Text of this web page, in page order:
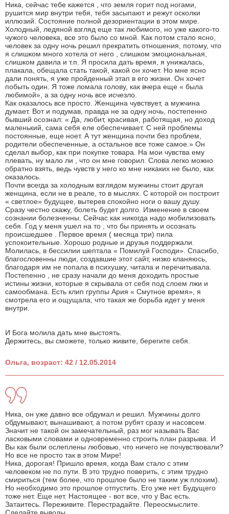
Ника, сейчас тебе кажется , что земля горит под ногами,
рушится мир внутри тебя, тебя засыпают и режут осколки
иллюзий. Состояние полной дезориентации в этом мире.
Холодный, ледяной взгляд еще так любимого, но уже какого-то
чужого человека, все это было со мной. Как потом стало ясно,
человек за одну ночь решил прекратить отношения, потому, что
я слишком много хотела от него , слишком эмоциональная,
слишком давила и т.п. Я просила дать время, я унижалась,
плакала, обещала стать такой, какой он хочет. Но мне ясно
дали понять, я уже пройденный этап в его жизни. Он хочет
побыть один. Я тоже ломала голову, как вчера еще « была
любимой», а за одну ночь все исчезло.
Как оказалось все просто. Женщина чувствует, а мужчина
думает. Вот и подумав, правда не за одну ночь, постепенно
бывший осознал: « Да, любит, красивая, работящая, но доход
маленький, сама себя еле обеспечивает. С ней проблемы
постоянные, еще ноет. А тут женщина почти без проблем,
родители обеспеченные, а остальное все тоже самое.» Он
сделал выбор, как при покупке товара. На мои чувства ему
плевать, ну мало ли , что он мне говорил. Слова легко можно
обратно взять, ведь чувств у него ко мне никаких не было, как
оказалось.
Почти всегда за холодным взглядом мужчины стоит другая
женщина, если не в реале, то в мыслях. С которой он построит
« светлое» будущее, вытерев спокойно ноги о вашу душу.
Сразу честно скажу, болеть будет долго. Изменение в своем
сознании болезненны. Сейчас как никогда надо мобилизовать
себя. Год у меня ушел на то , что бы принять и осознать
происшедшее . Первое время ( месяца три) пила
успокоительные. Хорошо родные и друзья поддержали.
Молилась, в бессилии шептала « Помилуй Господи». Спасибо,
благословенны люди, создавшие этот сайт, низко кланяюсь,
благодаря им не попала в психушку, читала и перечитывала.
Постепенно , не сразу начали до меня доходить простые
истины жизни, которые я скрывала от себя под слоем лжи и
самообмана. Есть клип группы Ария « Смутное время», я
смотрела его и ощущала, что такая же борьба идет у меня
внутри.
И Бога молила дать мне выстоять.
Держитесь, вы сможете, только живите, берегите себя.
Ольга, возраст: 42 / 12.05.2014
Ника, он уже давно все обдумал и решил. Мужчины долго
обдумывают, вынашивают, а потом рубят сразу и насовсем.
Значит не такой он замечательный, раз мог называть Вас
ласковыми словами и одновременно строить план разрыва. И
Вы как были ослеплены любовью, что ничего не почувствовали?
Но все не просто так в этом Мире!
Ника, дорогая! Пришло время, когда Вам стало с этим
человеком не по пути. В это трудно поверить, с этим трудно
смириться (тем более, что прошлое было не таким уж плохим).
Но необходимо это прошлое отпустить. Его уже нет. Будущего
тоже нет. Еще нет. Настоящее - вот все, что у Вас есть.
Затаитесь. Переживите. Перестрадайте. Переосмыслите.